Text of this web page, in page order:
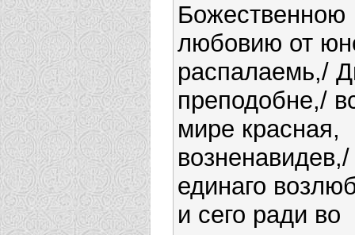
Божественною
любовию от
распалаемь,/
преподобне,/
мире красная,
единаго
и сего ради во